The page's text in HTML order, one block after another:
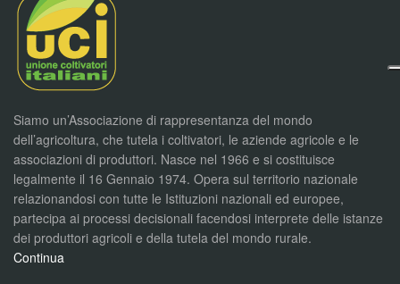
Siamo un’Associazione di rappresentanza del mondo
dell’agricoltura, che tutela i coltivatori, le aziende agricole e le
associazioni di produttori. Nasce nel 1966 e si costituisce
legalmente il 16 Gennaio 1974. Opera sul territorio nazionale
relazionandosi con tutte le Istituzioni nazionali ed europee,
partecipa ai processi decisionali facendosi interprete delle istanze
dei produttori agricoli e della tutela del mondo rurale.
Continua